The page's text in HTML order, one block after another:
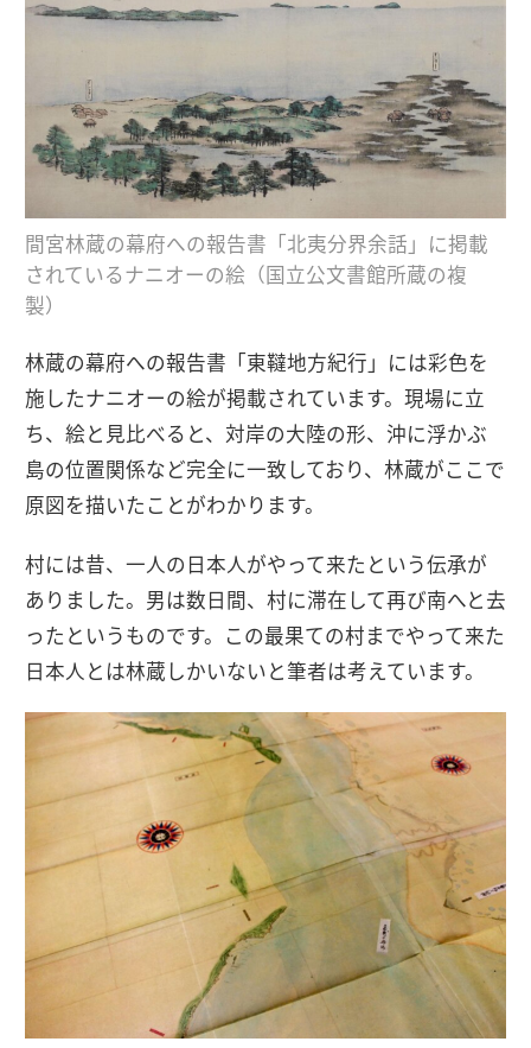
間宮林蔵の幕府への報告書「北夷分界余話」に掲載
されているナニオーの絵（国立公文書館所蔵の複
製）
林蔵の幕府への報告書「東韃地方紀行」には彩色を
施したナニオーの絵が掲載されています。現場に立
ち、絵と見比べると、対岸の大陸の形、沖に浮かぶ
島の位置関係など完全に一致しており、林蔵がここで
原図を描いたことがわかります。
村には昔、一人の日本人がやって来たという伝承が
ありました。男は数日間、村に滞在して再び南へと去
ったというものです。この最果ての村までやって来た
日本人とは林蔵しかいないと筆者は考えています。